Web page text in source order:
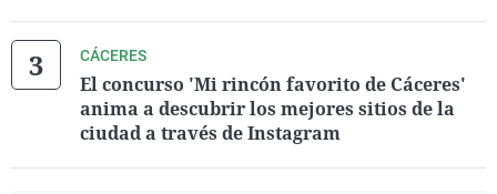
CÁCERES
El concurso 'Mi rincón favorito de Cáceres'
anima a descubrir los mejores sitios de la
ciudad a través de Instagram